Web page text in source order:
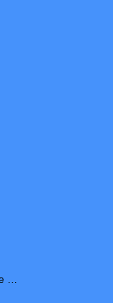
Com El Niño, Ibama autoriza redução de vazão de água e...